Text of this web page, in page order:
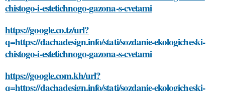
chistogo-i-estetichnogo-gazona-s-cvetami
https://google.co.tz/url?
q=https://dachadesign.info/stati/sozdanie-ekologicheski-
chistogo-i-estetichnogo-gazona-s-cvetami
https://google.com.kh/url?
q=https://dachadesign.info/stati/sozdanie-ekologicheski-